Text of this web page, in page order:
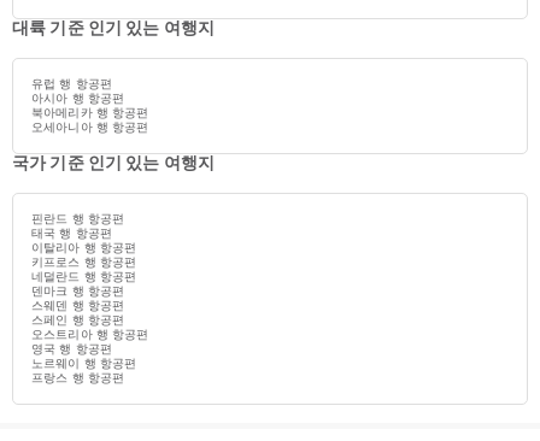
대륙 기준 인기 있는 여행지
유럽 행 항공편
아시아 행 항공편
북아메리카 행 항공편
오세아니아 행 항공편
국가 기준 인기 있는 여행지
핀란드 행 항공편
태국 행 항공편
이탈리아 행 항공편
키프로스 행 항공편
네덜란드 행 항공편
덴마크 행 항공편
스웨덴 행 항공편
스페인 행 항공편
오스트리아 행 항공편
영국 행 항공편
노르웨이 행 항공편
프랑스 행 항공편